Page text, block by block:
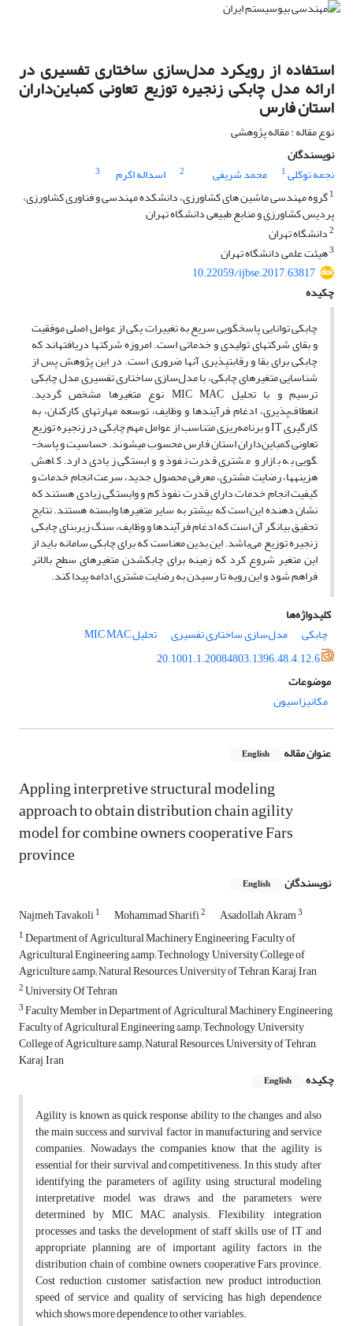
استفاده از رویکرد مدل‌سازی ساختاری تفسیری در
ارائه مدل چابکی زنجیره توزیع تعاونی کمباین‌داران
استان فارس
نوع مقاله : مقاله پژوهشی
نویسندگان
نجمه توکلی1 محمد شریفی 2 اسداله اکرم
3
1گروه مهندسی ماشین های کشاورزی، دانشکده مهندسی و فناوری کشاورزی،
پردیس کشاورزی و منابع طبیعی دانشگاه تهران
2دانشگاه تهران
3هیئت علمی دانشگاه تهران
10.22059/ijbse.2017.63817
چکیده
چابکی توانایی پاسخگویی سریع به تغییرات یکی از عوامل اصلی موفقیت
و بقای شرکت­های تولیدی و خدماتی است. امروزه شرکت­ها دریافته­اند که
چابکی برای بقا و رقابت­پذیری آنها ضروری است. در این پژوهش پس از
شناسایی متغیرهای چابکی، با مدل‌سازی ساختاری تفسیری مدل چابکی
ترسیم و با تحلیل MIC MAC نوع متغیرها مشخص گردید.
انعطاف‌پذیری، ادغام فرآیندها و وظایف، توسعه مهارت­های کارکنان، به
کارگیری IT و برنامه‌ریزی متناسب از عوامل مهم چابکی در زنجیره توزیع
تعاونی کمباین‌داران استان فارس محسوب می­شوند. حساسیت و پاسخ­
گویی به بازار و مشتری قدرت نفوذ و وابستگی زیادی دارد. کاهش
هزینه­ها، رضایت مشتری، معرفی محصول جدید، سرعت انجام خدمات و
کیفیت انجام خدمات دارای قدرت نفوذ کم و وابستگی زیادی هستند که
نشان دهنده این است که بیشتر به سایر متغیرها وابسته هستند. نتایج
تحقیق بیانگر آن است که ادغام فرآیند­ها و وظایف، سنگ زیربنای چابکی
زنجیره توزیع می‌باشد. این بدین معناست که برای چابکی سامانه باید از
این متغیر شروع کرد که زمینه برای چابک­شدن متغیر­های سطح بالاتر
فراهم شود و این رویه تا رسیدن به رضایت مشتری ادامه پیدا کند.
کلیدواژه‌ها
چابکی
مدل‌سازی ساختاری تفسیری
تحلیل MIC MAC
20.1001.1.20084803.1396.48.4.12.6
موضوعات
مکانیزاسیون
عنوان مقاله English
Appling interpretive structural modeling
approach to obtain distribution chain agility
model for combine owners cooperative Fars
province
نویسندگان English
Najmeh Tavakoli1 Mohammad Sharifi2 Asadollah Akram3
1Department of Agricultural Machinery Engineering, Faculty of
Agricultural Engineering &amp; Technology, University College of
Agriculture &amp; Natural Resources, University of Tehran, Karaj, Iran
2University Of Tehran
3Faculty Member in Department of Agricultural Machinery Engineering,
Faculty of Agricultural Engineering &amp; Technology, University
College of Agriculture &amp; Natural Resources, University of Tehran,
Karaj, Iran
چکیده
English
Agility is known as quick response ability to the changes and also
the main success and survival factor in manufacturing and service
companies. Nowadays the companies know that the agility is
essential for their survival and competitiveness. In this study, after
identifying the parameters of agility, using structural modeling
interpretative model was draws and the parameters were
determined by MIC MAC analysis. Flexibility, integration
processes and tasks, the development of staff skills, use of IT and
appropriate planning are of important agility factors in the
distribution chain of combine owners cooperative Fars province.
Cost reduction, customer satisfaction, new product introduction,
speed of service and quality of servicing has high dependence
which shows more dependence to other variables.